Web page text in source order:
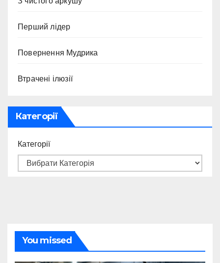
Перший лідер
Повернення Мудрика
Втрачені ілюзії
Категорії
Категорії
You missed